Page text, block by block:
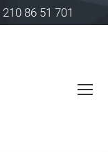
210 86 51 701